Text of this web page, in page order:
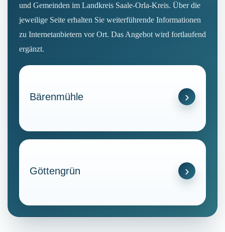
und Gemeinden im Landkreis Saale-Orla-Kreis. Über die
jeweilige Seite erhalten Sie weiterführende Informationen
zu Internetanbietern vor Ort. Das Angebot wird fortlaufend
ergänzt.
Bärenmühle
Göttengrün